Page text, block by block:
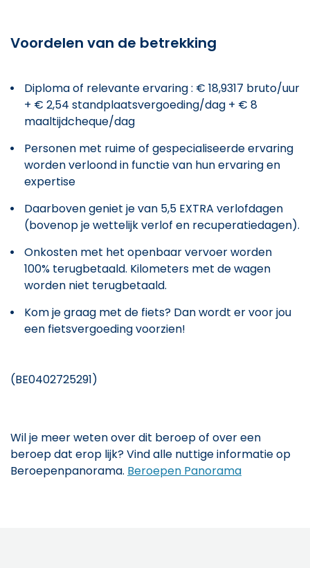
Voordelen van de betrekking
Diploma of relevante ervaring : € 18,9317 bruto/uur
+ € 2,54 standplaatsvergoeding/dag + € 8
maaltijdcheque/dag
Personen met ruime of gespecialiseerde ervaring
worden verloond in functie van hun ervaring en
expertise
Daarboven geniet je van 5,5 EXTRA verlofdagen
(bovenop je wettelijk verlof en recuperatiedagen).
Onkosten met het openbaar vervoer worden
100% terugbetaald. Kilometers met de wagen
worden niet terugbetaald.
Kom je graag met de fiets? Dan wordt er voor jou
een fietsvergoeding voorzien!
(BE0402725291)
Wil je meer weten over dit beroep of over een
beroep dat erop lijk? Vind alle nuttige informatie op
Beroepenpanorama. Beroepen Panorama